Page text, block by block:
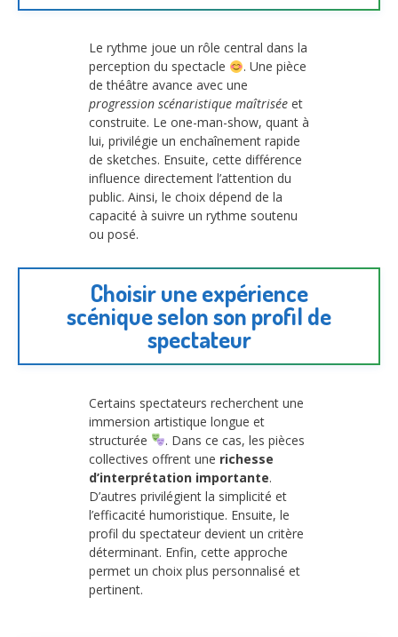
Le rythme joue un rôle central dans la
perception du spectacle
. Une pièce
de théâtre avance avec une
progression scénaristique maîtrisée et
construite. Le one-man-show, quant à
lui, privilégie un enchaînement rapide
de sketches. Ensuite, cette différence
influence directement l’attention du
public. Ainsi, le choix dépend de la
capacité à suivre un rythme soutenu
ou posé.
Choisir une expérience
scénique selon son profil de
spectateur
Certains spectateurs recherchent une
immersion artistique longue et
structurée
. Dans ce cas, les pièces
collectives offrent une richesse
d’interprétation importante.
D’autres privilégient la simplicité et
l’efficacité humoristique. Ensuite, le
profil du spectateur devient un critère
déterminant. Enfin, cette approche
permet un choix plus personnalisé et
pertinent.